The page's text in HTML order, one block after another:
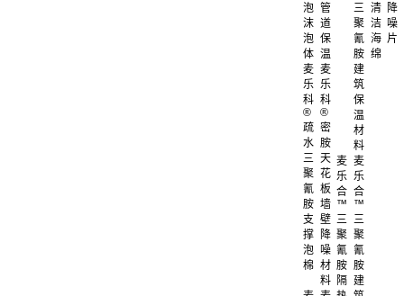
泡
沫
泡
体
管
道
保
温
麦
乐
科
®
疏
水
三
聚
氰
胺
支
撑
泡
棉
麦
乐
科
®
密
胺
天
花
板
墙
壁
降
噪
材
料
三
聚
氰
胺
建
筑
保
温
材
料
麦
乐
合
™
三
聚
氰
胺
隔
麦
乐
合
™
三
聚
氰
胺
建
清
洁
海
绵
降
噪
片